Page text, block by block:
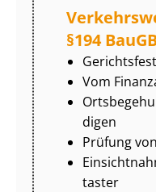
§194
Gerichtsfest
Vom
di­gen
Prüfung
tas­ter